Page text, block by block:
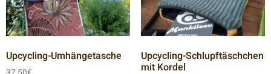
Upcycling-Umhängetasche Upcycling-Schlupftäschchen
mit Kordel